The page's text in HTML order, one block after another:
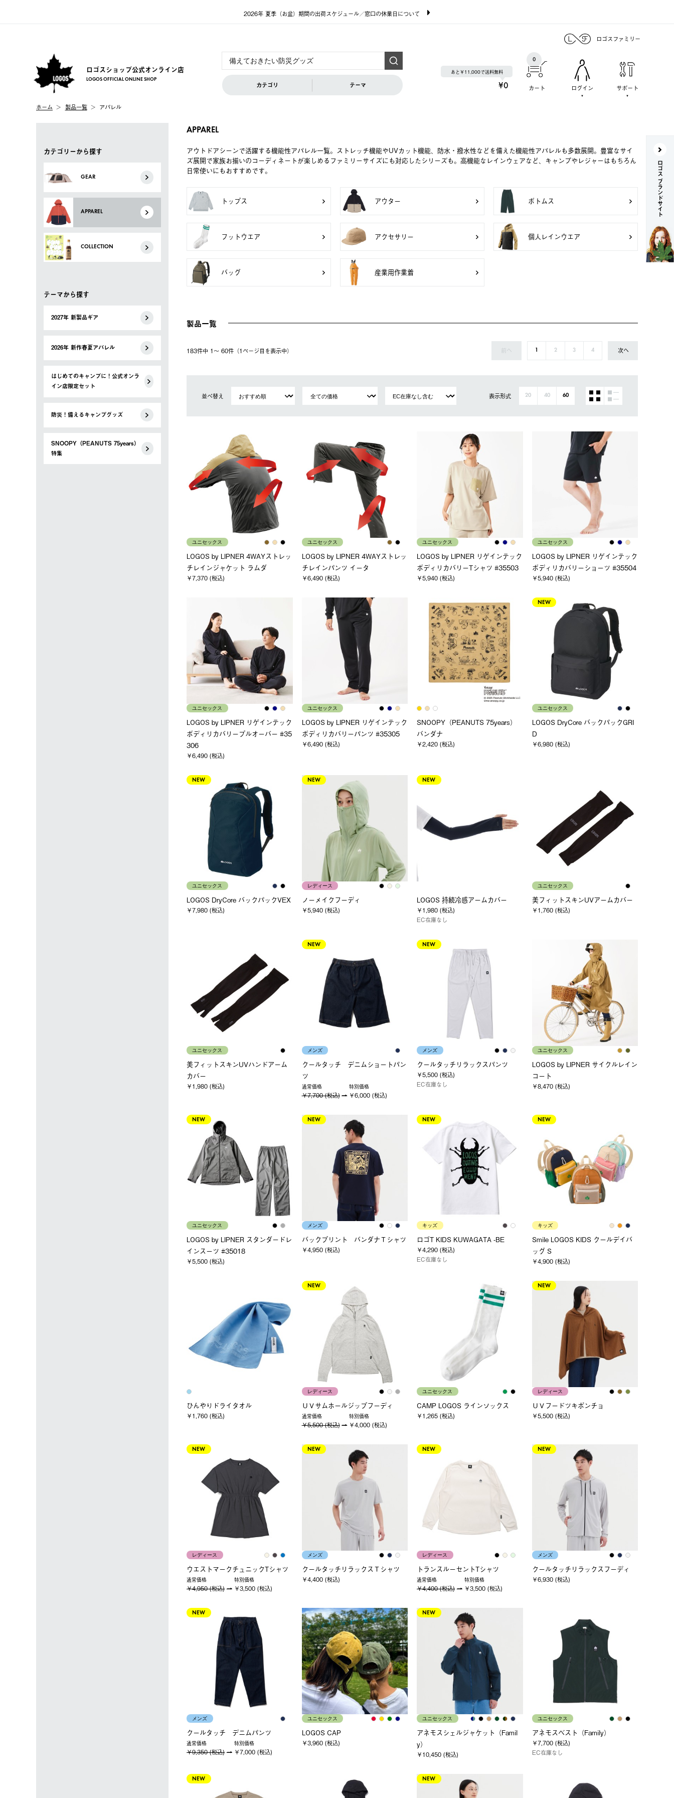
2026年 夏季（お盆）期間の出荷スケジュール／窓口の休業日について
ロゴスファミリー
ロゴスショップ公式オンライン店
LOGOS OFFICIAL ONLINE SHOP
カテゴリ テーマ
あと￥11,000で送料無料
¥0 カート
0
ログイン サポート
ホーム 製品一覧 アパレル
カテゴリーから探す
GEAR
APPAREL
COLLECTION
テーマから探す
2027年 新製品ギア
2026年 新作春夏アパレル
はじめてのキャンプに！公式オンラ
イン店限定セット
防災！備えるキャンプグッズ
SNOOPY（PEANUTS 75years）
特集
APPAREL
アウトドアシーンで活躍する機能性アパレル一覧。ストレッチ機能やUVカット機能、防水・撥水性などを備えた機能性アパレルも多数展開。豊富なサイ
ズ展開で家族お揃いのコーディネートが楽しめるファミリーサイズにも対応したシリーズも。高機能なレインウェアなど、キャンプやレジャーはもちろん
日常使いにもおすすめです。
トップス アウター ボトムス
フットウエア アクセサリー 個人レインウエア
バッグ 産業用作業着
製品一覧
183件中 1〜 60件（1ページ⽬を表⽰中） 前へ 1 2 3 4 次へ
並べ替え 表示形式 20 40 60
ユニセックス
LOGOS by LIPNER 4WAYストレッ
チレインジャケット ラムダ
￥7,370 (税込)
ユニセックス
LOGOS by LIPNER 4WAYストレッ
チレインパンツ イータ
￥6,490 (税込)
ユニセックス
LOGOS by LIPNER リゲインテック
ボディリカバリーTシャツ #35503
￥5,940 (税込)
ユニセックス
LOGOS by LIPNER リゲインテック
ボディリカバリーショーツ #35504
￥5,940 (税込)
ユニセックス
LOGOS by LIPNER リゲインテック
ボディリカバリープルオーバー #35
306
￥6,490 (税込)
ユニセックス
LOGOS by LIPNER リゲインテック
ボディリカバリーパンツ #35305
￥6,490 (税込)
SNOOPY（PEANUTS 75years）
バンダナ
￥2,420 (税込)
NEW
ユニセックス
LOGOS DryCore バックパックGRI
D
￥6,980 (税込)
NEW
ユニセックス
LOGOS DryCore バックパックVEX
￥7,980 (税込)
NEW
レディース
ノーメイクフーディ
￥5,940 (税込)
NEW
LOGOS 持続冷感アームカバー
￥1,980 (税込)
EC在庫なし
ユニセックス
美フィットスキンUVアームカバー
￥1,760 (税込)
ユニセックス
美フィットスキンUVハンドアーム
カバー
￥1,980 (税込)
NEW
メンズ
クールタッチ デニムショートパン
ツ
通常価格
￥7,700 (税込)
特別価格
￥6,000 (税込)
NEW
メンズ
クールタッチリラックスパンツ
￥5,500 (税込)
EC在庫なし
ユニセックス
LOGOS by LIPNER サイクルレイン
コート
￥8,470 (税込)
NEW
ユニセックス
LOGOS by LIPNER スタンダードレ
インスーツ #35018
￥5,500 (税込)
NEW
メンズ
バックプリント バンダナＴシャツ
￥4,950 (税込)
NEW
キッズ
ロゴT KIDS KUWAGATA -BE
￥4,290 (税込)
EC在庫なし
NEW
キッズ
Smile LOGOS KIDS クールデイバ
ッグ S
￥4,900 (税込)
ひんやりドライタオル
￥1,760 (税込)
NEW
レディース
ＵＶサムホールジップフーディ
通常価格
￥5,500 (税込)
特別価格
￥4,000 (税込)
ユニセックス
CAMP LOGOS ラインソックス
￥1,265 (税込)
NEW
レディース
ＵＶフードツキポンチョ
￥5,500 (税込)
NEW
レディース
ウエストマークチュニックTシャツ
通常価格
￥4,950 (税込)
特別価格
￥3,500 (税込)
NEW
メンズ
クールタッチリラックスＴシャツ
￥4,400 (税込)
NEW
レディース
トランスルーセントTシャツ
通常価格
￥4,400 (税込)
特別価格
￥3,500 (税込)
NEW
メンズ
クールタッチリラックスフーディ
￥6,930 (税込)
NEW
メンズ
クールタッチ デニムパンツ
通常価格
￥9,350 (税込)
特別価格
￥7,000 (税込)
ユニセックス
LOGOS CAP
￥3,960 (税込)
NEW
ユニセックス
アネモスシェルジャケット（Famil
y）
￥10,450 (税込)
ユニセックス
アネモスベスト（Family）
￥7,700 (税込)
EC在庫なし
NEW NEW
ロゴス ブランドサイト